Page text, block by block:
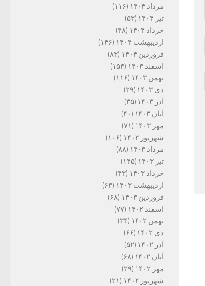
مرداد ۱۴۰۴
(۱۱۶)
تیر ۱۴۰۴
(۵۳)
خرداد ۱۴۰۴
(۴۸)
اردیبهشت ۱۴۰۴
(۱۴۶)
فروردین ۱۴۰۴
(۸۳)
اسفند ۱۴۰۳
(۱۵۳)
بهمن ۱۴۰۳
(۱۱۶)
دی ۱۴۰۳
(۲۹)
آذر ۱۴۰۳
(۳۵)
آبان ۱۴۰۳
(۴۰)
مهر ۱۴۰۳
(۷۱)
شهریور ۱۴۰۳
(۱۰۶)
مرداد ۱۴۰۳
(۸۸)
تیر ۱۴۰۳
(۱۴۵)
خرداد ۱۴۰۳
(۴۳)
اردیبهشت ۱۴۰۳
(۶۳)
فروردین ۱۴۰۳
(۶۸)
اسفند ۱۴۰۲
(۷۷)
بهمن ۱۴۰۲
(۳۴)
دی ۱۴۰۲
(۶۶)
آذر ۱۴۰۲
(۵۲)
آبان ۱۴۰۲
(۶۸)
مهر ۱۴۰۲
(۲۹)
شهریور ۱۴۰۲
(۲۱)